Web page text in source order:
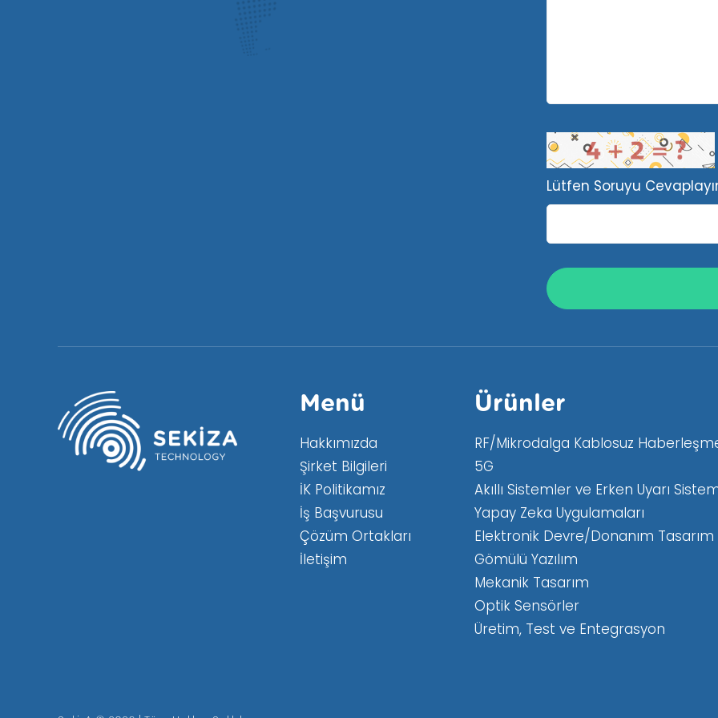
Lütfen Soruyu
Menü
Hakkımızda
Şirket Bilgileri
İK Politikamız
İş Başvurusu
Çözüm Ortakları
İletişim
Ürünler
RF/Mikrodalga Kablosuz
5G
Akıllı Sistemler ve Erken Uyarı
Yapay Zeka Uygulamaları
Elektronik Devre/Donanım Tasarım
Gömülü Yazılım
Mekanik Tasarım
Optik Sensörler
Üretim, Test ve Entegrasyon